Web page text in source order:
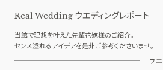
Real Wedding ウエディングレポート
当館で理想を叶えた先輩花嫁様のご紹介。
センス溢れるアイデアを是非ご参考くださいませ。
ウ